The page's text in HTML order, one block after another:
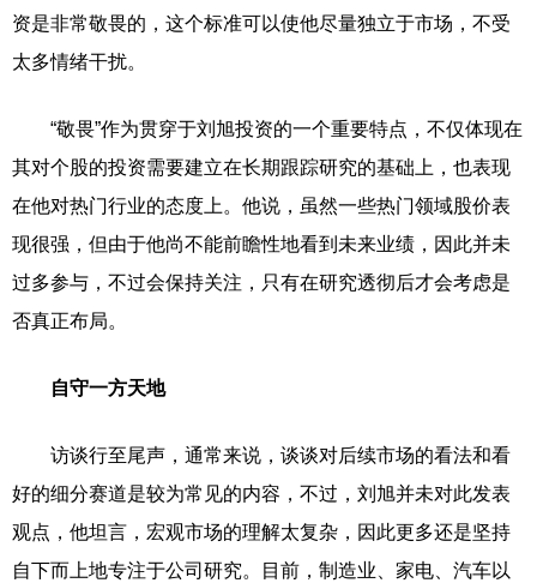
资是非常敬畏的，这个标准可以使他尽量独立于市场，不受
太多情绪干扰。
“敬畏”作为贯穿于刘旭投资的一个重要特点，不仅体现在
其对个股的投资需要建立在长期跟踪研究的基础上，也表现
在他对热门行业的态度上。他说，虽然一些热门领域股价表
现很强，但由于他尚不能前瞻性地看到未来业绩，因此并未
过多参与，不过会保持关注，只有在研究透彻后才会考虑是
否真正布局。
自守一方天地
访谈行至尾声，通常来说，谈谈对后续市场的看法和看
好的细分赛道是较为常见的内容，不过，刘旭并未对此发表
观点，他坦言，宏观市场的理解太复杂，因此更多还是坚持
自下而上地专注于公司研究。目前，制造业、家电、汽车以